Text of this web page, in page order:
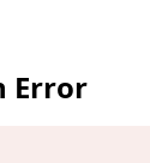
Error